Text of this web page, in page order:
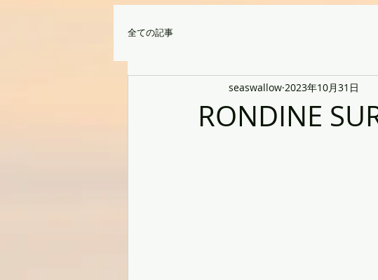
全ての記事
RONDINE
seaswallow 2023年10月31日